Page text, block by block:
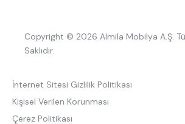
Copyright © 2026 Almila Mobilya A.Ş.
Saklıdır.
İnternet Sitesi Gizlilik Politikası
Kişisel Verilen Korunması
Çerez Politikası